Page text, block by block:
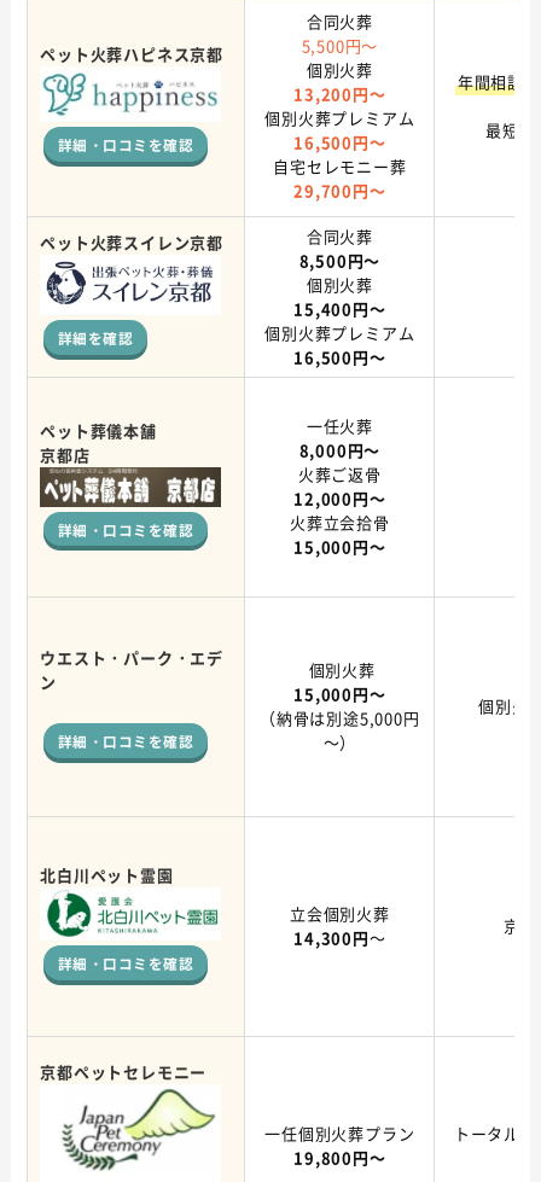
ペット火葬ハピネス京都
詳細・口コミを確認
合同火葬
5,500円～
個別火葬
13,200円～
個別火葬プレミアム
16,500円～
自宅セレモニー葬
29,700円～
年間相談
最短即
ペット火葬スイレン京都
詳細を確認
合同火葬
8,500円～
個別火葬
15,400円～
個別火葬プレミアム
16,500円～
ペット葬儀本舗
京都店
詳細・口コミを確認
一任火葬
8,000円～
火葬ご返骨
12,000円～
火葬立会拾骨
15,000円～
ウエスト・パーク・エデ
ン
詳細・口コミを確認
個別火葬
15,000円～
（納骨は別途5,000円
～）
個別火
北白川ペット霊園
詳細・口コミを確認
立会個別火葬
14,300円～
京
京都ペットセレモニー
一任個別火葬プラン
19,800円～
トータル